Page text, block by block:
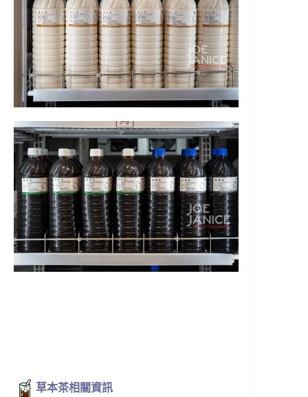
草本茶相關資訊